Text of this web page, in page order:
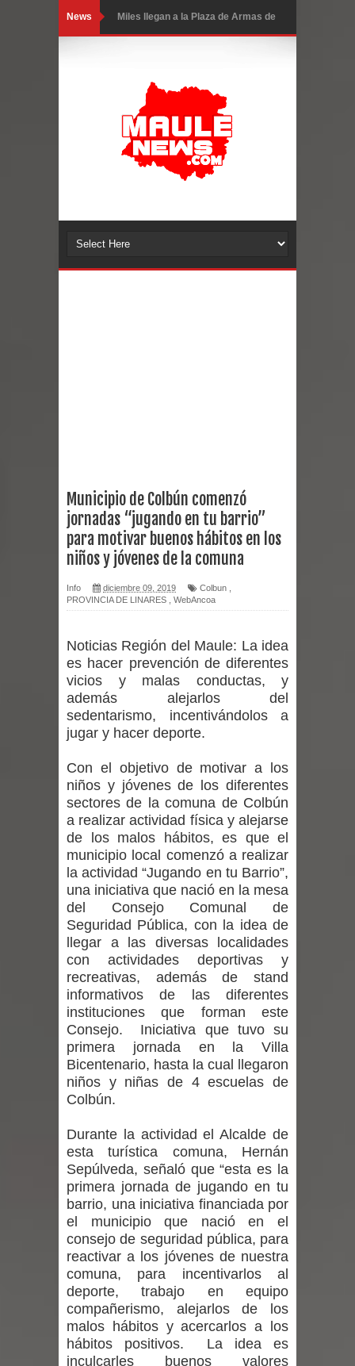
News Torneo de Asadores reúne a 13
2026 en Talca
Alerta por hantavirus: expertos piden
reforzar medidas y consulta oportuna
Matrimonios Linarenses Celebraron
Departamento Comunal de Salud de
intercambio musical y pedagógico
con comunidades escolares
Alta positividad en influenza hace que
vacunarse
Mario Meza endurece críticas contra
ministra de Salud por dejar fuera a
Seremi de Desarrollo Social y Familia
mantiene despliegue para apoyar a
niños y adolescentes durante la
emergencia.
Del anime al K-pop: especialistas U.
de Chile analizan el creciente interés
por las culturas japonesa y coreana
Renuncia del seremi Minvu en el
Maule golpea al Gobierno en medio de
denuncias por viviendas sociales en
Diputado Jorge Guzmán rechaza
proyecto de interconexión eléctrica
en la alta cordillera del Maule por su
impacto ambiental
INDAP entregó $189 millones en
incentivos a usuarios de PRODESAL
de la provincia de Linares
Municipio de Colbún comenzó
jornadas “jugando en tu barrio”
para motivar buenos hábitos en los
niños y jóvenes de la comuna
Info diciembre 09, 2019 Colbun
PROVINCIA DE LINARES
WebAncoa
Noticias Región del Maule: La idea
es hacer prevención de diferentes
vicios y malas conductas, y
además alejarlos del
sedentarismo, incentivándolos a
jugar y hacer deporte.
Con el objetivo de motivar a los
niños y jóvenes de los diferentes
sectores de la comuna de Colbún
a realizar actividad física y alejarse
de los malos hábitos, es que el
municipio local comenzó a realizar
la actividad “Jugando en tu Barrio”,
una iniciativa que nació en la mesa
del Consejo Comunal de
Seguridad Pública, con la idea de
llegar a las diversas localidades
con actividades deportivas y
recreativas, además de stand
informativos de las diferentes
instituciones que forman este
Consejo. Iniciativa que tuvo su
primera jornada en la Villa
Bicentenario, hasta la cual llegaron
niños y niñas de 4 escuelas de
Colbún.
Durante la actividad el Alcalde de
esta turística comuna, Hernán
Sepúlveda, señaló que “esta es la
primera jornada de jugando en tu
barrio, una iniciativa financiada por
el municipio que nació en el
consejo de seguridad pública, para
reactivar a los jóvenes de nuestra
comuna, para incentivarlos al
deporte, trabajo en equipo
compañerismo, alejarlos de los
malos hábitos y acercarlos a los
hábitos positivos. La idea es
inculcarles buenos valores